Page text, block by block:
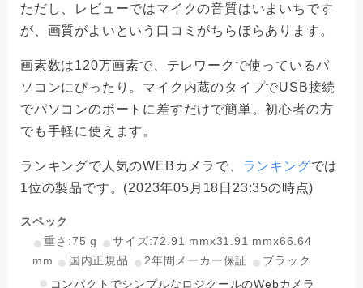
ただし、レビューではマイクの音質はいまいちです
が、画質がよいという口コミがちらほらあります。
画素数は120万画素で、テレワークで使っているパ
ソコンにぴったり。マイク内蔵のタイプでUSB接続
でパソコンのポートに差すだけで簡単。初心者の方
でも手軽に使えます。
ランキングで人気のWEBカメラで、 ランキングでは
1位の製品です。(2023年05月18日23:35の時点)
スペック
重さ:75 g
サイズ:72.91 mmx31.91 mmx66.64
mm
国内正規品 2年間メーカー保証
ブラック
コンパクトでシンプルなロジクールのWebカメラ